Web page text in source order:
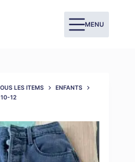
MENU
LES ITEMS
ENFANTS
10-12